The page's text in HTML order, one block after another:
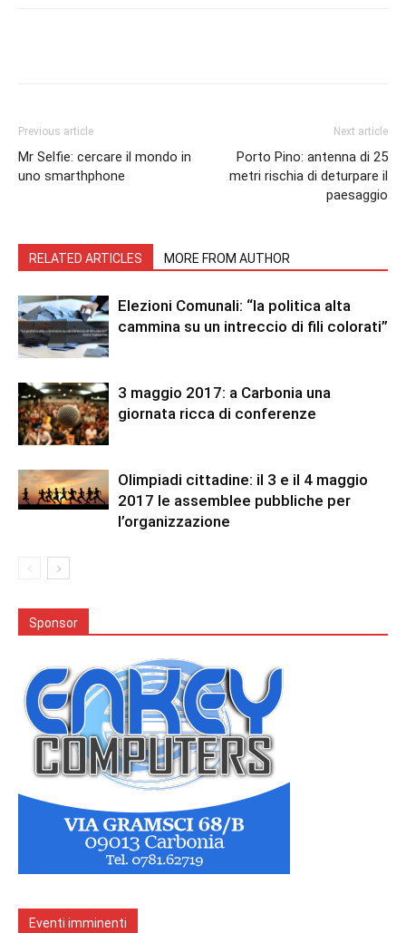
Previous article
Mr Selfie: cercare il mondo in
uno smarthphone
Next article
Porto Pino: antenna di 25
metri rischia di deturpare il
paesaggio
RELATED ARTICLES MORE FROM AUTHOR
Elezioni Comunali: “la politica alta
cammina su un intreccio di fili colorati”
3 maggio 2017: a Carbonia una
giornata ricca di conferenze
Olimpiadi cittadine: il 3 e il 4 maggio
2017 le assemblee pubbliche per
l’organizzazione
Sponsor
Eventi imminenti